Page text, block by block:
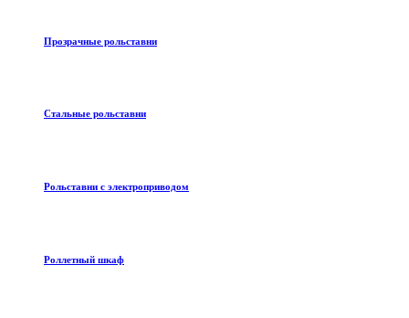
Прозрачные рольставни
Стальные рольставни
Рольставни с электроприводом
Роллетный шкаф